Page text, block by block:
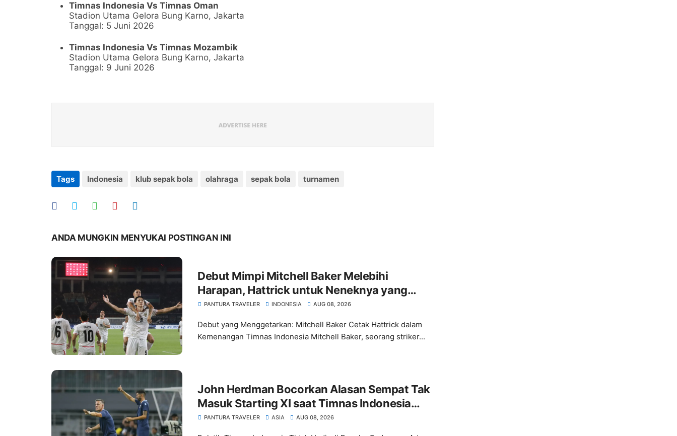
Timnas Indonesia Vs Timnas Oman
Stadion Utama Gelora Bung Karno, Jakarta
Tanggal: 5 Juni 2026
Timnas Indonesia Vs Timnas Mozambik
Stadion Utama Gelora Bung Karno, Jakarta
Tanggal: 9 Juni 2026
Tags Indonesia klub sepak bola olahraga sepak bola turnamen
ANDA MUNGKIN MENYUKAI POSTINGAN INI
Debut Mimpi Mitchell Baker Melebihi
Harapan, Hattrick untuk Neneknya yang
Meninggal
PANTURA TRAVELER INDONESIA AUG 08, 2026
Debut yang Menggetarkan: Mitchell Baker Cetak Hattrick dalam
Kemenangan Timnas Indonesia Mitchell Baker, seorang striker...
John Herdman Bocorkan Alasan Sempat Tak
Masuk Starting XI saat Timnas Indonesia
Kalahkan Kamboja
PANTURA TRAVELER ASIA AUG 08, 2026